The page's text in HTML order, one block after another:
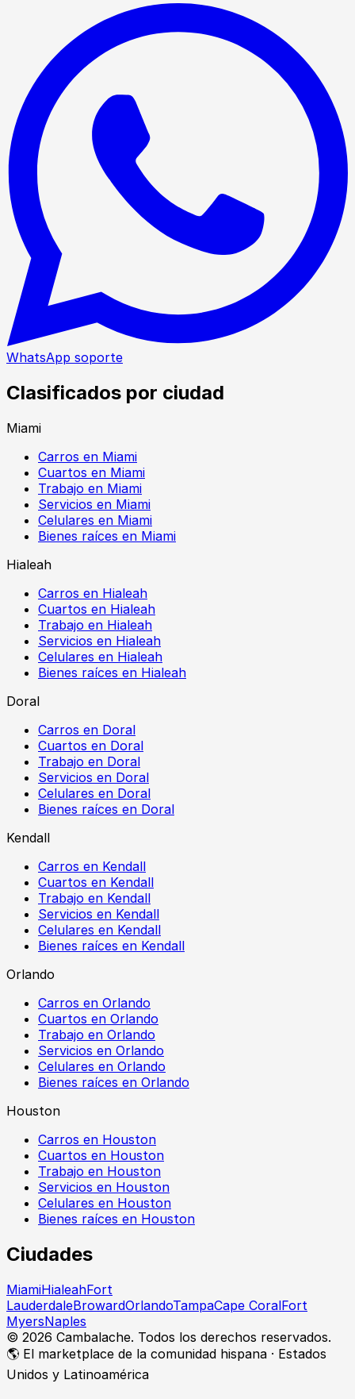
WhatsApp soporte
Clasificados por ciudad
Miami
Carros en Miami
Cuartos en Miami
Trabajo en Miami
Servicios en Miami
Celulares en Miami
Bienes raíces en Miami
Hialeah
Carros en Hialeah
Cuartos en Hialeah
Trabajo en Hialeah
Servicios en Hialeah
Celulares en Hialeah
Bienes raíces en Hialeah
Doral
Carros en Doral
Cuartos en Doral
Trabajo en Doral
Servicios en Doral
Celulares en Doral
Bienes raíces en Doral
Kendall
Carros en Kendall
Cuartos en Kendall
Trabajo en Kendall
Servicios en Kendall
Celulares en Kendall
Bienes raíces en Kendall
Orlando
Carros en Orlando
Cuartos en Orlando
Trabajo en Orlando
Servicios en Orlando
Celulares en Orlando
Bienes raíces en Orlando
Houston
Carros en Houston
Cuartos en Houston
Trabajo en Houston
Servicios en Houston
Celulares en Houston
Bienes raíces en Houston
Ciudades
MiamiHialeahFort
LauderdaleBrowardOrlandoTampaCape CoralFort
MyersNaples
© 2026 Cambalache. Todos los derechos reservados.
🌎 El marketplace de la comunidad hispana · Estados
Unidos y Latinoamérica